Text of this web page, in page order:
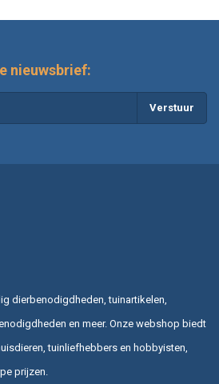
nieuwsbrief:
Verstuur
dierbenodigdheden, tuinartikelen,
en meer. Onze webshop biedt
tuinliefhebbers en hobbyisten,
prijzen.